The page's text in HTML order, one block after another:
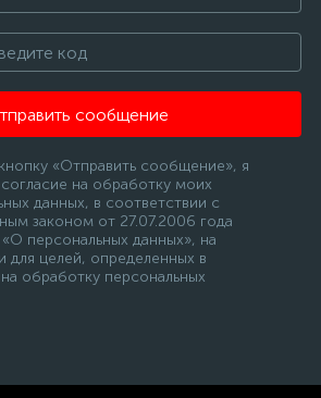
сообщение
«Отправить сообщение», я
на обработку моих
данных, в соответствии с
законом от 27.07.2006 года
персональных данных», на
для целей, определенных в
обработку персональных